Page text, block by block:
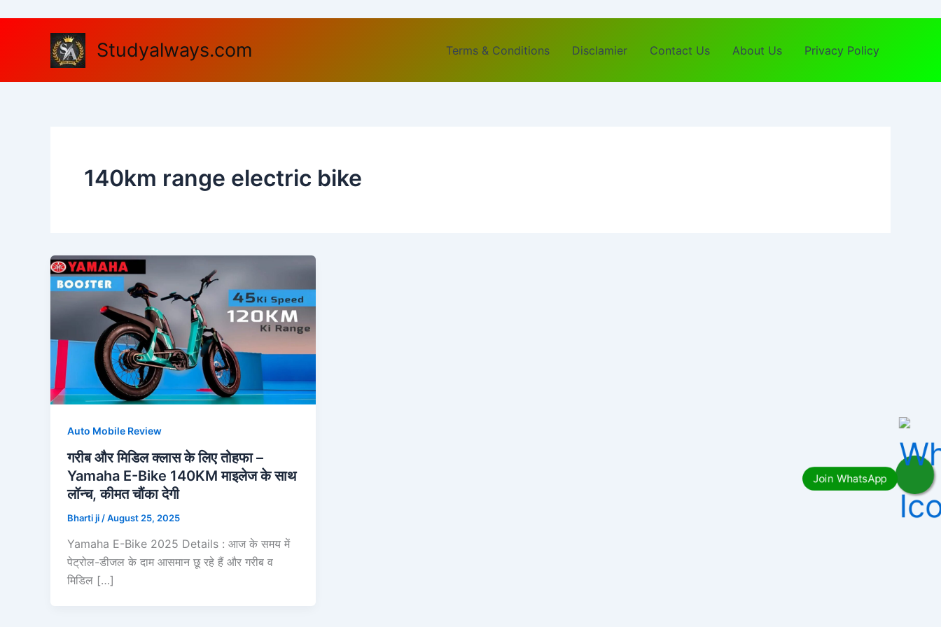
Studyalways.com Terms & Conditions Disclamier Contact Us About Us Privacy Policy
140km range electric bike
Auto Mobile Review
गरीब और मिडिल क्लास के लिए तोहफा –
Yamaha E-Bike 140KM माइलेज के साथ
लॉन्च, कीमत चौंका देगी
Bharti ji /August 25, 2025
Yamaha E-Bike 2025 Details : आज के समय में
पेट्रोल-डीजल के दाम आसमान छू रहे हैं और गरीब व
मिडिल […]